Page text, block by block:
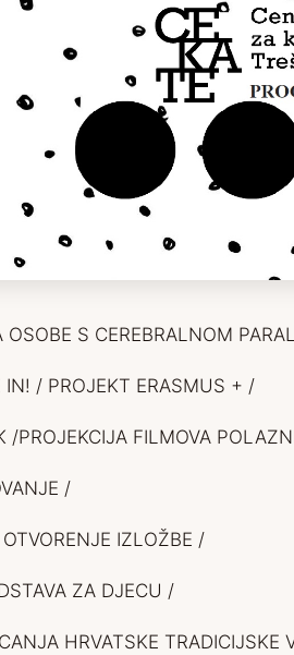
S CEREBRALNOM
/ PROJEKT ERASMUS + /
FILMOVA
/
IZLOŽBE /
ZA DJECU /
HRVATSKE TRADICIJSKE